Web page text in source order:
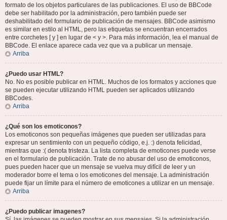
formato de los objetos particulares de las publicaciones. El uso de BBCode
debe ser habilitado por la administración, pero también puede ser
deshabilitado del formulario de publicación de mensajes. BBCode asimismo
es similar en estilo al HTML, pero las etiquetas se encuentran encerrados
entre corchetes [ y ] en lugar de < y >. Para más información, lea el manual de
BBCode. El enlace aparece cada vez que va a publicar un mensaje.
Arriba
¿Puedo usar HTML?
No. No es posible publicar en HTML. Muchos de los formatos y acciones que
se pueden ejecutar utilizando HTML pueden ser aplicados utilizando
BBCodes.
Arriba
¿Qué son los emoticonos?
Los emoticonos son pequeñas imágenes que pueden ser utilizadas para
expresar un sentimiento con un pequeño código, e.j. :) denota felicidad,
mientras que :( denota tristeza. La lista completa de emoticones puede verse
en el formulario de publicación. Trate de no abusar del uso de emoticonos,
pues pueden hacer que un mensaje se vuelva muy difícil de leer y un
moderador borre el tema o los emoticones del mensaje. La administración
puede fijar un límite para el número de emoticones a utilizar en un mensaje.
Arriba
¿Puedo publicar imagenes?